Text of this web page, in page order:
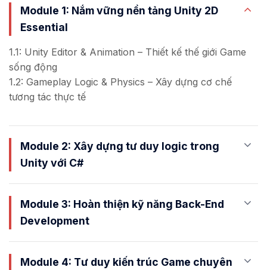
Module 1: Nắm vững nền tảng Unity 2D
Essential
1.1: Unity Editor & Animation – Thiết kế thế giới Game
sống động
1.2: Gameplay Logic & Physics – Xây dựng cơ chế
tương tác thực tế
Module 2: Xây dựng tư duy logic trong
Unity với C#
Module 3: Hoàn thiện kỹ năng Back-End
Development
Module 4: Tư duy kiến trúc Game chuyên